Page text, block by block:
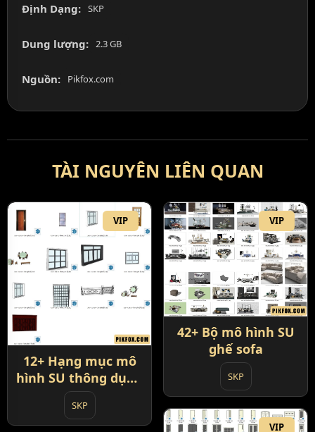
Định Dạng: SKP
Dung lượng: 2.3 GB
Nguồn: Pikfox.com
TÀI NGUYÊN LIÊN QUAN
VIP
12+ Hạng mục mô
hình SU thông dụng
cửa - cửa sổ - bàn
ghế
SKP
VIP
42+ Bộ mô hình SU
ghế sofa
SKP
VIP